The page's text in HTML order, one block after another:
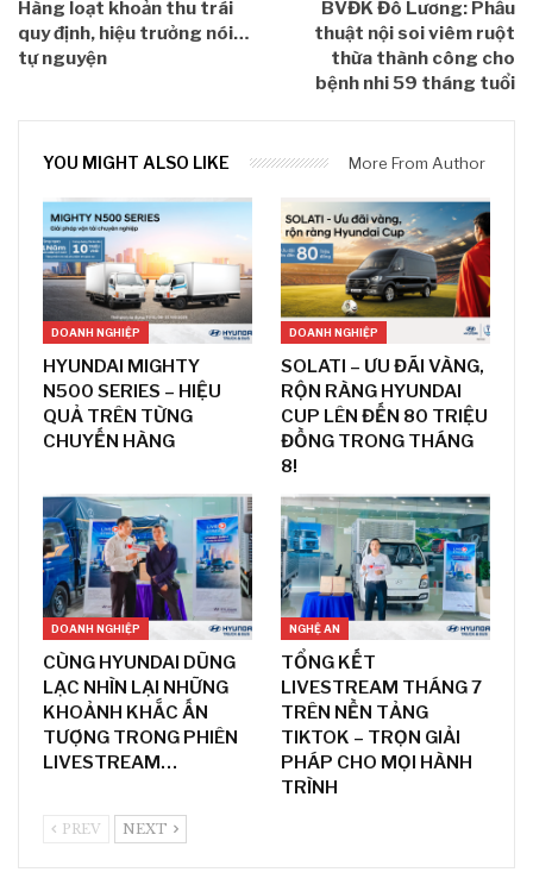
Hàng loạt khoản thu trái
quy định, hiệu trưởng nói…
tự nguyện
BVĐK Đô Lương: Phẫu
thuật nội soi viêm ruột
thừa thành công cho
bệnh nhi 59 tháng tuổi
YOU MIGHT ALSO LIKE More From Author
DOANH NGHIỆP
HYUNDAI MIGHTY
N500 SERIES – HIỆU
QUẢ TRÊN TỪNG
CHUYẾN HÀNG
DOANH NGHIỆP
SOLATI – ƯU ĐÃI VÀNG,
RỘN RÀNG HYUNDAI
CUP LÊN ĐẾN 80 TRIỆU
ĐỒNG TRONG THÁNG
8!
DOANH NGHIỆP
CÙNG HYUNDAI DŨNG
LẠC NHÌN LẠI NHỮNG
KHOẢNH KHẮC ẤN
TƯỢNG TRONG PHIÊN
LIVESTREAM…
NGHỆ AN
TỔNG KẾT
LIVESTREAM THÁNG 7
TRÊN NỀN TẢNG
TIKTOK – TRỌN GIẢI
PHÁP CHO MỌI HÀNH
TRÌNH
PREV NEXT